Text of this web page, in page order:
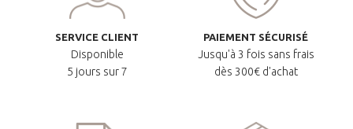
SERVICE CLIENT
Disponible
5 jours sur 7
PAIEMENT SÉCURISÉ
Jusqu'à 3 fois sans frais
dès 300€ d'achat